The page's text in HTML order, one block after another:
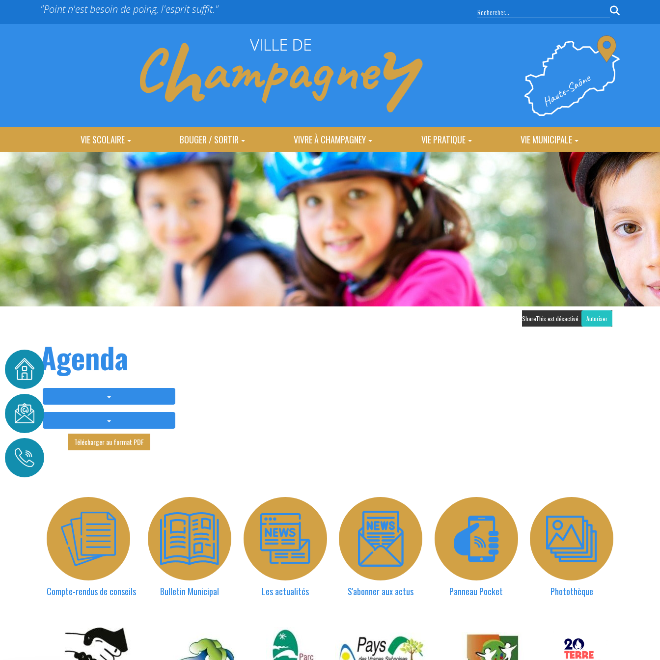
"Point n'est besoin de poing, l'esprit suffit."
VIE SCOLAIRE BOUGER / SORTIR VIVRE À CHAMPAGNEY VIE PRATIQUE VIE MUNICIPALE
ShareThis est désactivé. Autoriser
Agenda
Télécharger au format PDF
Compte-rendus de conseils Bulletin Municipal Les actualités S'abonner aux actus Panneau Pocket Photothèque
Panneau de gestion des cookies